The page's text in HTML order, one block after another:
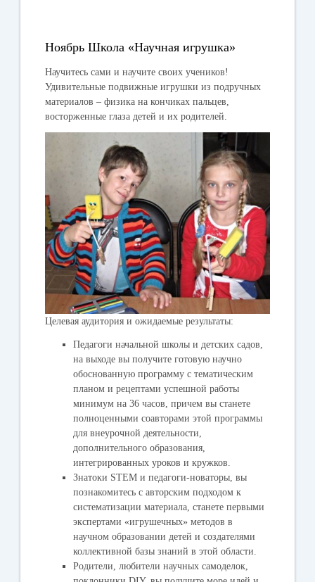
Ноябрь Школа «Научная игрушка»
Научитесь сами и научите своих учеников!
Удивительные подвижные игрушки из подручных
материалов – физика на кончиках пальцев,
восторженные глаза детей и их родителей.
Целевая аудитория и ожидаемые результаты:
Педагоги начальной школы и детских садов,
на выходе вы получите готовую научно
обоснованную программу с тематическим
планом и рецептами успешной работы
минимум на 36 часов, причем вы станете
полноценными соавторами этой программы
для внеурочной деятельности,
дополнительного образования,
интегрированных уроков и кружков.
Знатоки STEM и педагоги-новаторы, вы
познакомитесь с авторским подходом к
систематизации материала, станете первыми
экспертами «игрушечных» методов в
научном образовании детей и создателями
коллективной базы знаний в этой области.
Родители, любители научных самоделок,